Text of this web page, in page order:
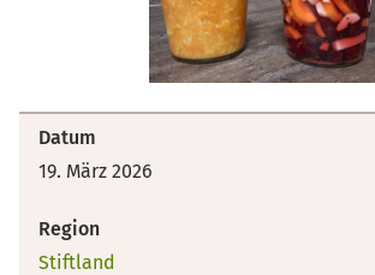
Datum
19. März 2026
Region
Stiftland